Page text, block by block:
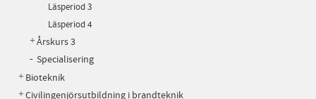
Läsperiod 3
Läsperiod 4
Årskurs 3
Specialisering
Bioteknik
Civilingenjörsutbildning i brandteknik